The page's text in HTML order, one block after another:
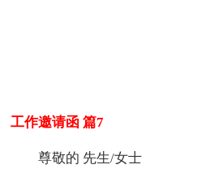
工作邀请函 篇7
尊敬的 先生/女士